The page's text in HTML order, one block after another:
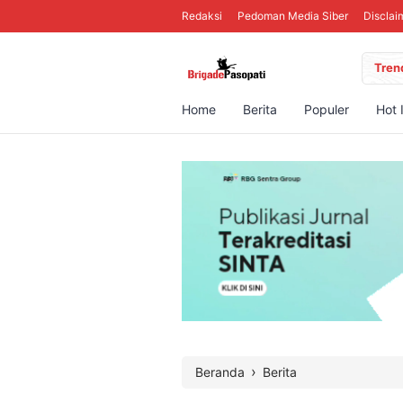
Redaksi Pedoman Media Siber
Home Berita Populer Hot
Beranda › Berita